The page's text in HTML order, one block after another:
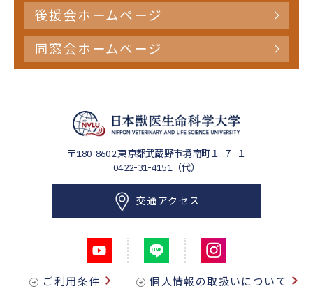
後援会ホームページ
同窓会ホームページ
〒180-8602東京都武蔵野市境南町１-７-１
0422-31-4151（代）
交通アクセス
ご利用条件 個人情報の取扱いについて